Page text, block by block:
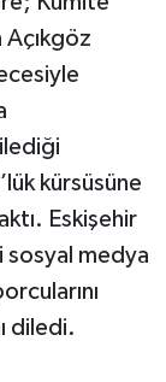
kürsüsüne
Eskişehir
sosyal medya
diledi.